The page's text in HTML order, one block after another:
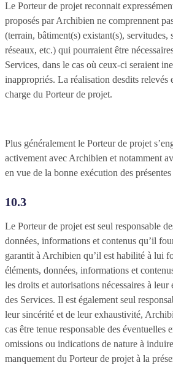
Le Porteur de projet reconnait
proposés par Archibien ne comprennent
(terrain, bâtiment(s) existant(s), servitudes,
réseaux, etc.) qui pourraient être
Services, dans le cas où ceux-ci seraient
inappropriés. La réalisation desdits relevés
charge du Porteur de projet.
Plus généralement le Porteur de projet
activement avec Archibien et notamment
en vue de la bonne exécution des
10.3
Le Porteur de projet est seul responsable
données, informations et contenus qu’il
garantit à Archibien qu’il est habilité à lui
éléments, données, informations et
les droits et autorisations nécessaires à
des Services. Il est également seul
leur sincérité et de leur exhaustivité,
cas être tenue responsable des éventuelles
omissions ou indications de nature à
manquement du Porteur de projet à la